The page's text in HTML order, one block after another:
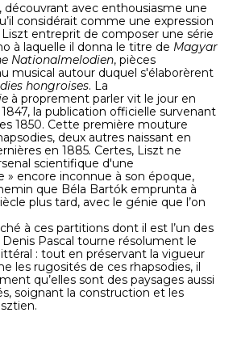
découvrant avec enthousiasme une
considérait comme une expression
entreprit de composer une série
à laquelle il donna le titre de Magyar
Nationalmelodien, pièces
musical autour duquel s'élaborèrent
hongroises. La
à proprement parler vit le jour en
la publication officielle survenant
1850. Cette première mouture
deux autres naissant en
en 1885. Certes, Liszt ne
scientifique d'une
» encore inconnue à son époque,
que Béla Bartók emprunta à
plus tard, avec le génie que l’on
à ces partitions dont il est l’un des
Pascal tourne résolument le
: tout en préservant la vigueur
les rugosités de ces rhapsodies, il
qu’elles sont des paysages aussi
soignant la construction et les